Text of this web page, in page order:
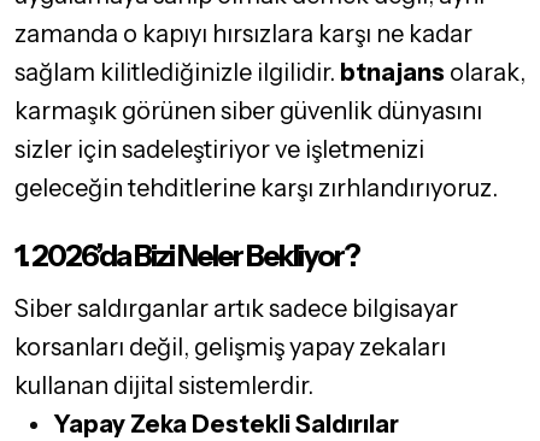
zamanda o kapıyı hırsızlara karşı ne kadar
sağlam kilitlediğinizle ilgilidir. btnajans olarak,
karmaşık görünen siber güvenlik dünyasını
sizler için sadeleştiriyor ve işletmenizi
geleceğin tehditlerine karşı zırhlandırıyoruz.
1. 2026’da Bizi Neler Bekliyor?
Siber saldırganlar artık sadece bilgisayar
korsanları değil, gelişmiş yapay zekaları
kullanan dijital sistemlerdir.
Yapay Zeka Destekli Saldırılar